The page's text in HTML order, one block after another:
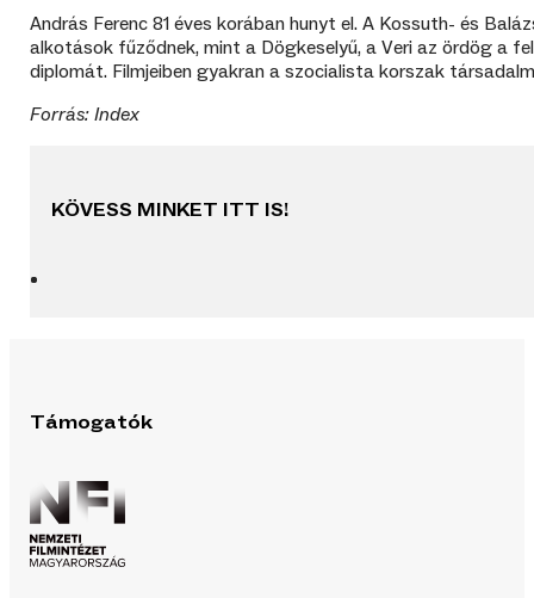
András Ferenc 81 éves korában hunyt el. A Kossuth- és
alkotások fűződnek, mint a Dögkeselyű, a Veri az ördög a
diplomát. Filmjeiben gyakran a szocialista korszak
Forrás: Index
KÖVESS MINKET ITT IS!
Támogatók